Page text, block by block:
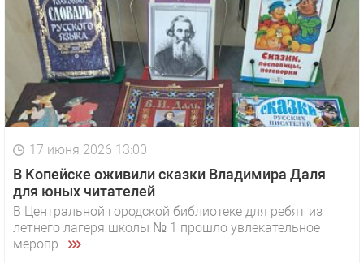
17 июня 2026 13:00
В Копейске оживили сказки Владимира Даля
для юных читателей
В Центральной городской библиотеке для ребят из
летнего лагеря школы № 1 прошло увлекательное
меропр...